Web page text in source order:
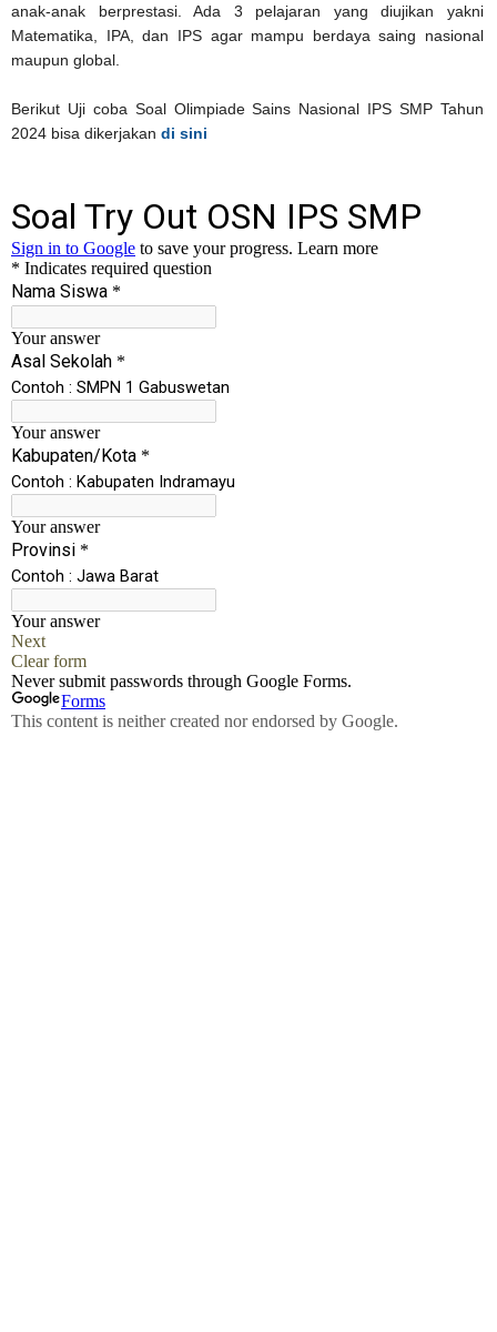
anak-anak berprestasi. Ada 3 pelajaran yang diujikan yakni
Matematika, IPA, dan IPS agar mampu berdaya saing nasional
maupun global.
Berikut Uji coba Soal Olimpiade Sains Nasional IPS SMP Tahun
2024 bisa dikerjakan di sini